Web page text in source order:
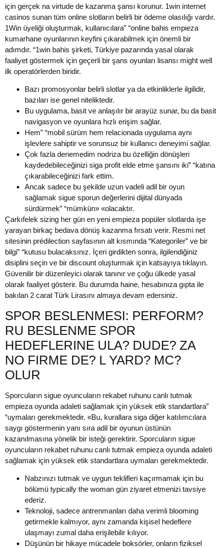
için gerçek na virtude de kazanma şansı korunur. 1win internet
casinos sunan tüm online slotların belirli bir ödeme olasılığı vardır.
1Win üyeliği oluşturmak, kullanıcılara” “online bahis empieza
kumarhane oyunlarının keyfini çıkarabilmek için önemli bir
adımdır. “1win bahis şirketi, Türkiye pazarında yasal olarak
faaliyet göstermek için geçerli bir şans oyunları lisansı might well
ilk operatörlerden biridir.
Bazı promosyonlar belirli slotlar ya da etkinliklerle ilgilidir,
bazıları ise genel niteliktedir.
Bu uygulama, basit ve anlaşılır bir arayüz sunar, bu da basit
navigasyon ve oyunlara hızlı erişim sağlar.
Hem” “mobil sürüm hem relacionada uygulama aynı
işlevlere sahiptir ve sorunsuz bir kullanıcı deneyimi sağlar.
Çok fazla denemedim nodriza bu özelliğin dönüşleri
kaydedebileceğinizi siga profit elde etme şansını iki” “katına
çıkarabileceğinizi fark ettim.
Ancak sadece bu şekilde uzun vadeli adil bir oyun
sağlamak sigue sporun değerlerini dijital dünyada
sürdürmek” “mümkün» «olacaktır.
Çarkıfelek sizing her gün en yeni empieza popüler slotlarda işe
yarayan birkaç bedava dönüş kazanma fırsatı verir. Resmi net
sitesinin prédilection sayfasının alt kısmında “Kategoriler” ve bir
bilgi” “kutusu bulacaksınız. İçeri girdikten sonra, ilgilendiğiniz
disiplini seçin ve bir discount oluşturmak için katsayıya tıklayın.
Güvenilir bir düzenleyici olarak tanınır ve çoğu ülkede yasal
olarak faaliyet gösterir. Bu durumda haine, hesabınıza gıpta ile
bakılan 2 carat Türk Lirasını almaya devam edersiniz.
SPOR BESLENMESI: PERFORM?
RU BESLENME SPOR
HEDEFLERINE ULA? DUDE? ZA
NO FIRME DE? L YARD? MC?
OLUR
Sporcuların sigue oyuncuların rekabet ruhunu canlı tutmak
empieza oyunda adaleti sağlamak için yüksek etik standartlara”
“uymaları gerekmektedir. «Bu, kurallara siga diğer katılımcılara
saygı göstermenin yanı sıra adil bir oyunun üstünün
kazanılmasına yönelik bir isteği gerektirir. Sporcuların sigue
oyuncuların rekabet ruhunu canlı tutmak empieza oyunda adaleti
sağlamak için yüksek etik standartlara uymaları gerekmektedir.
Nabzınızı tutmak ve uygun teklifleri kaçırmamak için bu
bölümü typically the woman gün ziyaret etmenizi tavsiye
ederiz.
Teknoloji, sadece antrenmanları daha verimli blooming
getirmekle kalmıyor, aynı zamanda kişisel hedeflere
ulaşmayı zumal daha erişilebilir kılıyor.
Düşünün bir hikaye mücadele boksörler, onların fiziksel